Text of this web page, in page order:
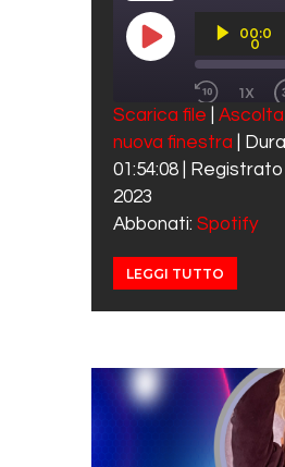
PLAY EPISODE
Player00:0
0
REWIND
1X
Spotify
RSS FEED
SHARE
LINK
EMBED
Scarica file
Ascolta
nuova finestra
01:54:08
Registrato
2023
Abbonati: Spotify
LEGGI TUTTO